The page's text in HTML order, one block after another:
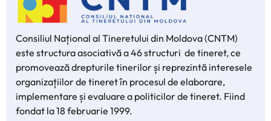
Consiliul Național al Tineretului din Moldova (CNTM)
este structura asociativă a 46 structuri de tineret, ce
promovează drepturile tinerilor și reprezintă interesele
organizațiilor de tineret în procesul de elaborare,
implementare și evaluare a politicilor de tineret. Fiind
fondat la 18 februarie 1999.